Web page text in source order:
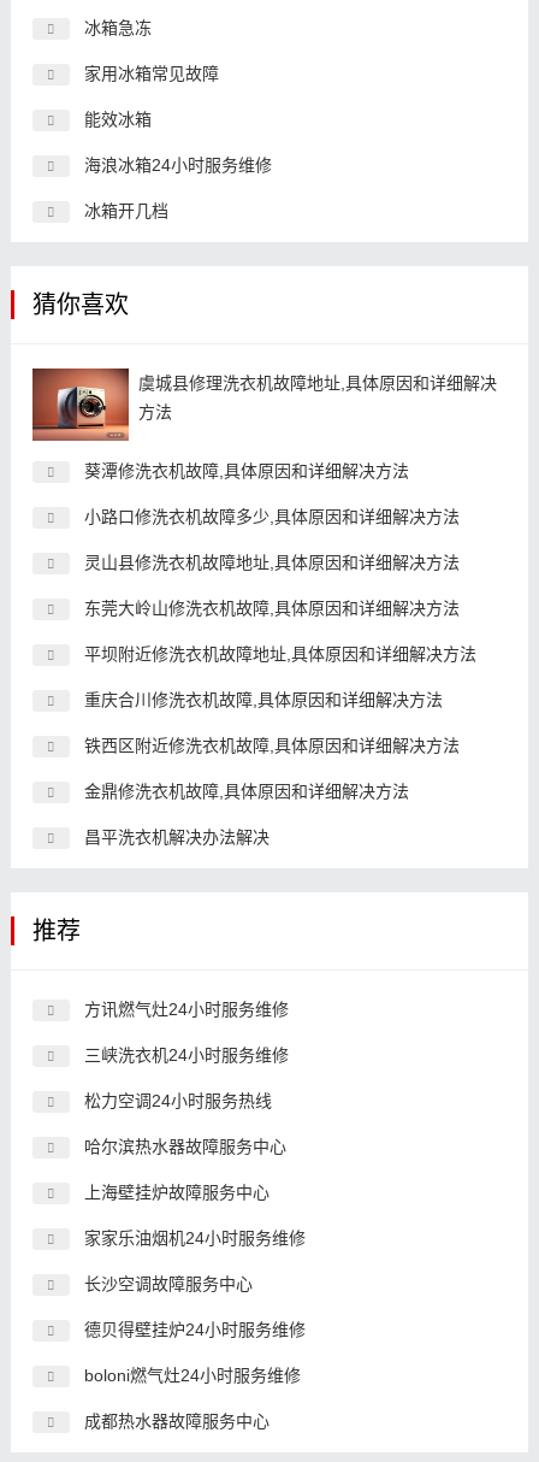
冰箱急冻
家用冰箱常见故障
能效冰箱
海浪冰箱24小时服务维修
冰箱开几档
猜你喜欢
虞城县修理洗衣机故障地址,具体原因和详细解决
方法
葵潭修洗衣机故障,具体原因和详细解决方法
小路口修洗衣机故障多少,具体原因和详细解决方法
灵山县修洗衣机故障地址,具体原因和详细解决方法
东莞大岭山修洗衣机故障,具体原因和详细解决方法
平坝附近修洗衣机故障地址,具体原因和详细解决方法
重庆合川修洗衣机故障,具体原因和详细解决方法
铁西区附近修洗衣机故障,具体原因和详细解决方法
金鼎修洗衣机故障,具体原因和详细解决方法
昌平洗衣机解决办法解决
推荐
方讯燃气灶24小时服务维修
三峡洗衣机24小时服务维修
松力空调24小时服务热线
哈尔滨热水器故障服务中心
上海壁挂炉故障服务中心
家家乐油烟机24小时服务维修
长沙空调故障服务中心
德贝得壁挂炉24小时服务维修
boloni燃气灶24小时服务维修
成都热水器故障服务中心